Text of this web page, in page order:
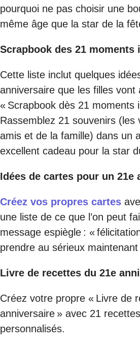
pourquoi ne pas choisir une
même âge que la star de la
Scrapbook des 21 moments
Cette liste inclut quelques
anniversaire que les filles vont
« Scrapbook dès 21 moments
Rassemblez 21 souvenirs (les
amis et de la famille) dans un
excellent cadeau pour la star
Idées de cartes pour un 21e
Créez vos propres cartes
une liste de ce que l’on peut
message espiègle : «
prendre au sérieux maintenant
Livre de recettes du 21e
Créez votre propre « Livre de
anniversaire » avec 21
personnalisés.